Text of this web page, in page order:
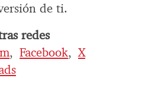
de ti.
redes
, Facebook,X